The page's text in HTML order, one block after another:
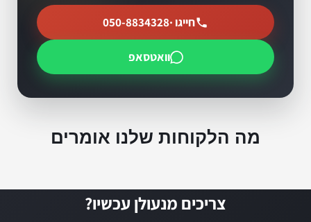
חייגו ·050-8834328
וואטסאפ
מה הלקוחות שלנו אומרים
צריכים מנעולן עכשיו?